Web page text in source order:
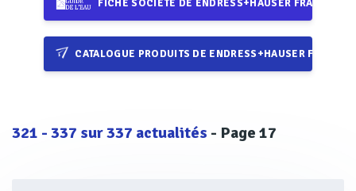
FICHE SOCIÉTÉ DE ENDRESS+HAUSER FRANCE
CATALOGUE PRODUITS DE ENDRESS+HAUSER FRANCE
321 - 337 sur337 actualités - Page 17